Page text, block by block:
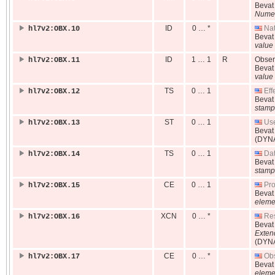
Bevat
hl7v2:OBX.10
ID 0 … *
Bevat
value
hl7v2:OBX.11
ID 1 … 1 R
Bevat
value
hl7v2:OBX.12
TS 0 … 1
Bevat
stamp
hl7v2:OBX.13
ST 0 … 1
Bevat
hl7v2:OBX.14
TS 0 … 1
Bevat
stamp
hl7v2:OBX.15
CE 0 … 1
Bevat
hl7v2:OBX.16
XCN 0 … *
Bevat
hl7v2:OBX.17
CE 0 … *
Bevat